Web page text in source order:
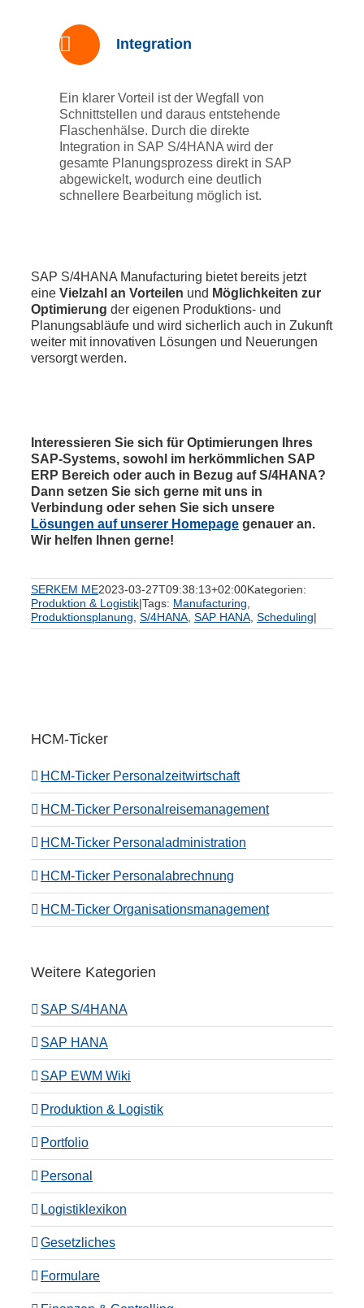
Integration
Ein klarer Vorteil ist der Wegfall von
Schnittstellen und daraus entstehende
Flaschenhälse. Durch die direkte
Integration in SAP S/4HANA wird der
gesamte Planungsprozess direkt in SAP
abgewickelt, wodurch eine deutlich
schnellere Bearbeitung möglich ist.
SAP S/4HANA Manufacturing bietet bereits jetzt
eine Vielzahl an Vorteilen und Möglichkeiten zur
Optimierung der eigenen Produktions- und
Planungsabläufe und wird sicherlich auch in Zukunft
weiter mit innovativen Lösungen und Neuerungen
versorgt werden.
Interessieren Sie sich für Optimierungen Ihres
SAP-Systems, sowohl im herkömmlichen SAP
ERP Bereich oder auch in Bezug auf S/4HANA?
Dann setzen Sie sich gerne mit uns in
Verbindung oder sehen Sie sich unsere
Lösungen auf unserer Homepage genauer an.
Wir helfen Ihnen gerne!
SERKEM ME2023-03-27T09:38:13+02:00Kategorien:
Produktion & Logistik|Tags: Manufacturing
Produktionsplanung S/4HANA SAP HANA Scheduling|
HCM-Ticker
HCM-Ticker Personalzeitwirtschaft
HCM-Ticker Personalreisemanagement
HCM-Ticker Personaladministration
HCM-Ticker Personalabrechnung
HCM-Ticker Organisationsmanagement
Weitere Kategorien
SAP S/4HANA
SAP HANA
SAP EWM Wiki
Produktion & Logistik
Portfolio
Personal
Logistiklexikon
Gesetzliches
Formulare